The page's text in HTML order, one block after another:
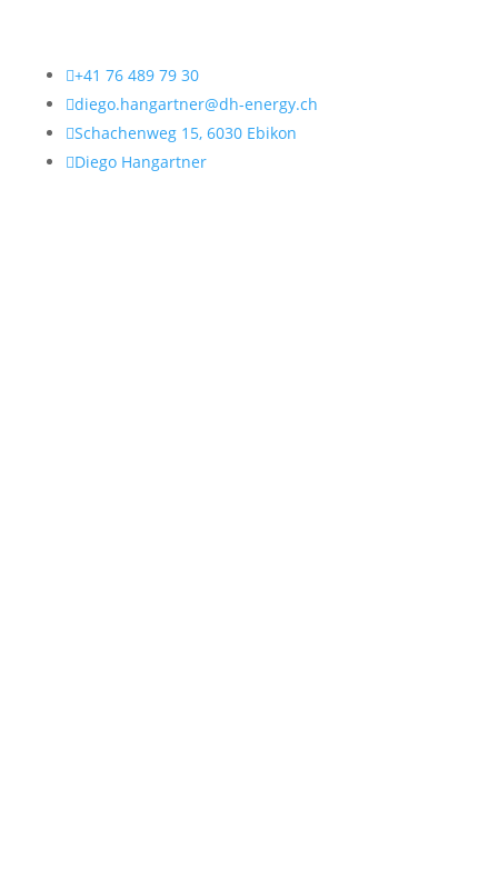
+41 76 489 79 30
diego.hangartner@dh-energy.ch
Schachenweg 15, 6030 Ebikon
Diego Hangartner